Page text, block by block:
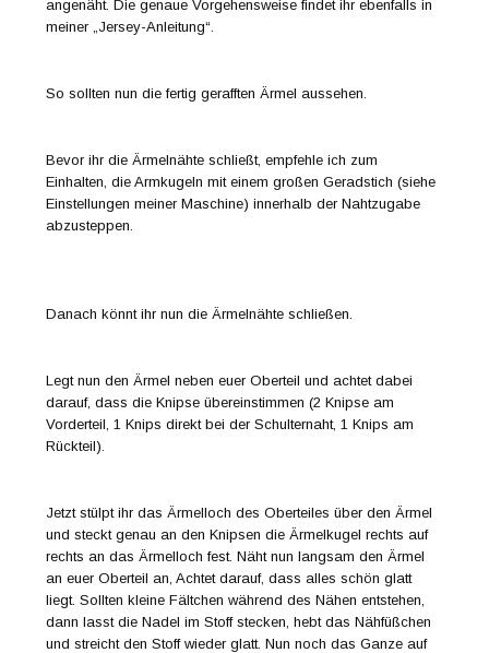
angenäht. Die genaue Vorgehensweise findet ihr ebenfalls in
meiner „Jersey-Anleitung“.
So sollten nun die fertig gerafften Ärmel aussehen.
Bevor ihr die Ärmelnähte schließt, empfehle ich zum
Einhalten, die Armkugeln mit einem großen Geradstich (siehe
Einstellungen meiner Maschine) innerhalb der Nahtzugabe
abzusteppen.
Danach könnt ihr nun die Ärmelnähte schließen.
Legt nun den Ärmel neben euer Oberteil und achtet dabei
darauf, dass die Knipse übereinstimmen (2 Knipse am
Vorderteil, 1 Knips direkt bei der Schulternaht, 1 Knips am
Rückteil).
Jetzt stülpt ihr das Ärmelloch des Oberteiles über den Ärmel
und steckt genau an den Knipsen die Ärmelkugel rechts auf
rechts an das Ärmelloch fest. Näht nun langsam den Ärmel
an euer Oberteil an, Achtet darauf, dass alles schön glatt
liegt. Sollten kleine Fältchen während des Nähen entstehen,
dann lasst die Nadel im Stoff stecken, hebt das Nähfüßchen
und streicht den Stoff wieder glatt. Nun noch das Ganze auf